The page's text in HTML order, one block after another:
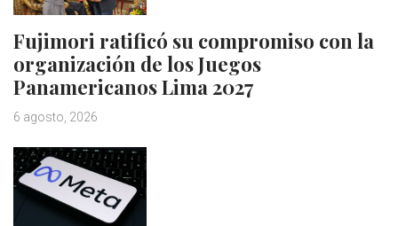
Fujimori ratificó su compromiso con la
organización de los Juegos
Panamericanos Lima 2027
6 agosto, 2026